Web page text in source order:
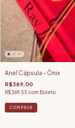
Anel Cápsula - Ônix
R$389,00
R$369,55 com Boleto
COMPRAR